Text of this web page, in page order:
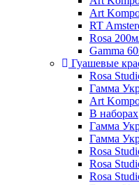
Art
RT
Rosa
Gamma
Гуашевые
Rosa
Гамма
Art
В наборах
Гамма
Гамма
Rosa
Rosa
Rosa